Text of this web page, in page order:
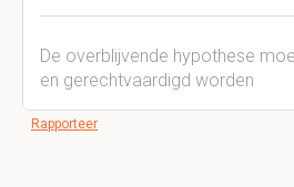
De overblijvende hypothese
en gerechtvaardigd worden
Rapporteer